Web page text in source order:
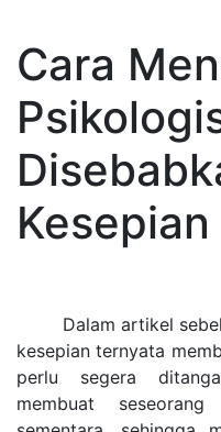
Cara
Kesepian
Dalam artikel
kesepian ternyata
perlu segera
membuat